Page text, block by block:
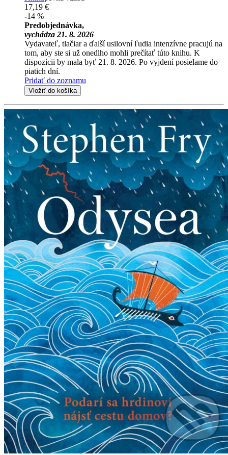
17,19 €
-14 %
Predobjednávka,
vychádza 21. 8. 2026
Vydavateľ, tlačiar a ďalší usilovní ľudia intenzívne pracujú na
tom, aby ste si už onedlho mohli prečítať túto knihu. K
dispozícii by mala byť 21. 8. 2026. Po vyjdení posielame do
piatich dní.
Pridať do zoznamu
Vložiť do košíka